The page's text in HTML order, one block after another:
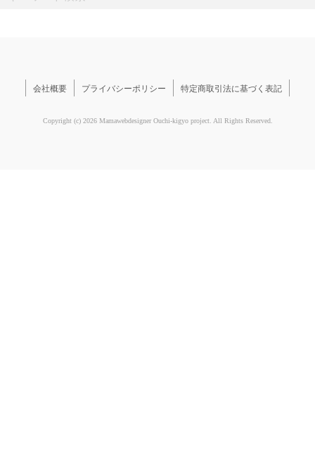
会社概要 プライバシーポリシー 特定商取引法に基づく表記
Copyright (c) 2026 Mamawebdesigner Ouchi-kigyo project. All Rights Reserved.